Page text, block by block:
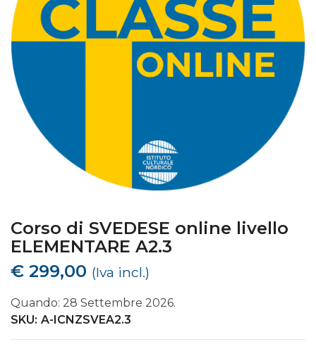
Corso di SVEDESE online livello
ELEMENTARE A2.3
€ 299,00 (Iva incl.)
Quando: 28 Settembre 2026.
SKU: A-ICNZSVEA2.3